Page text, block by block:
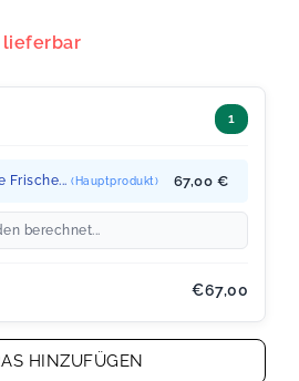
1
Frische... (Hauptprodukt) 67,00 €
berechnet...
€67,00
HINZUFÜGEN